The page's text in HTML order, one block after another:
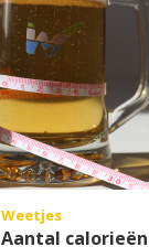
Weetjes
Aantal